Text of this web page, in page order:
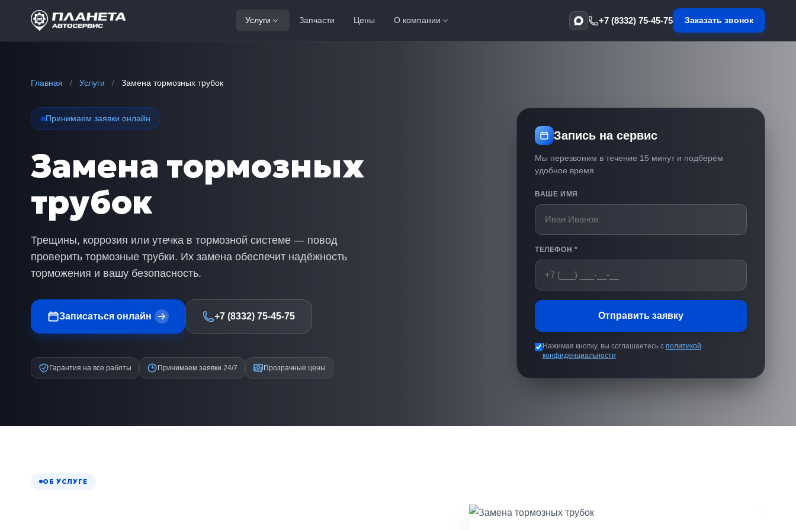
Услуги Запчасти Цены О компании +7 (8332) 75-45-75 Заказать звонок
Главная / Услуги / Замена тормозных трубок
Принимаем заявки онлайн
Замена тормозных
трубок
Трещины, коррозия или утечка в тормозной системе — повод
проверить тормозные трубки. Их замена обеспечит надёжность
торможения и вашу безопасность.
Записаться онлайн +7 (8332) 75-45-75
Гарантия на все работы Принимаем заявки 24/7 Прозрачные цены
Запись на сервис
Мы перезвоним в течение 15 минут и подберём
удобное время
ВАШЕ ИМЯ
ТЕЛЕФОН *
Отправить заявку
Нажимая кнопку, вы соглашаетесь с политикой
конфиденциальности
ОБ УСЛУГЕ